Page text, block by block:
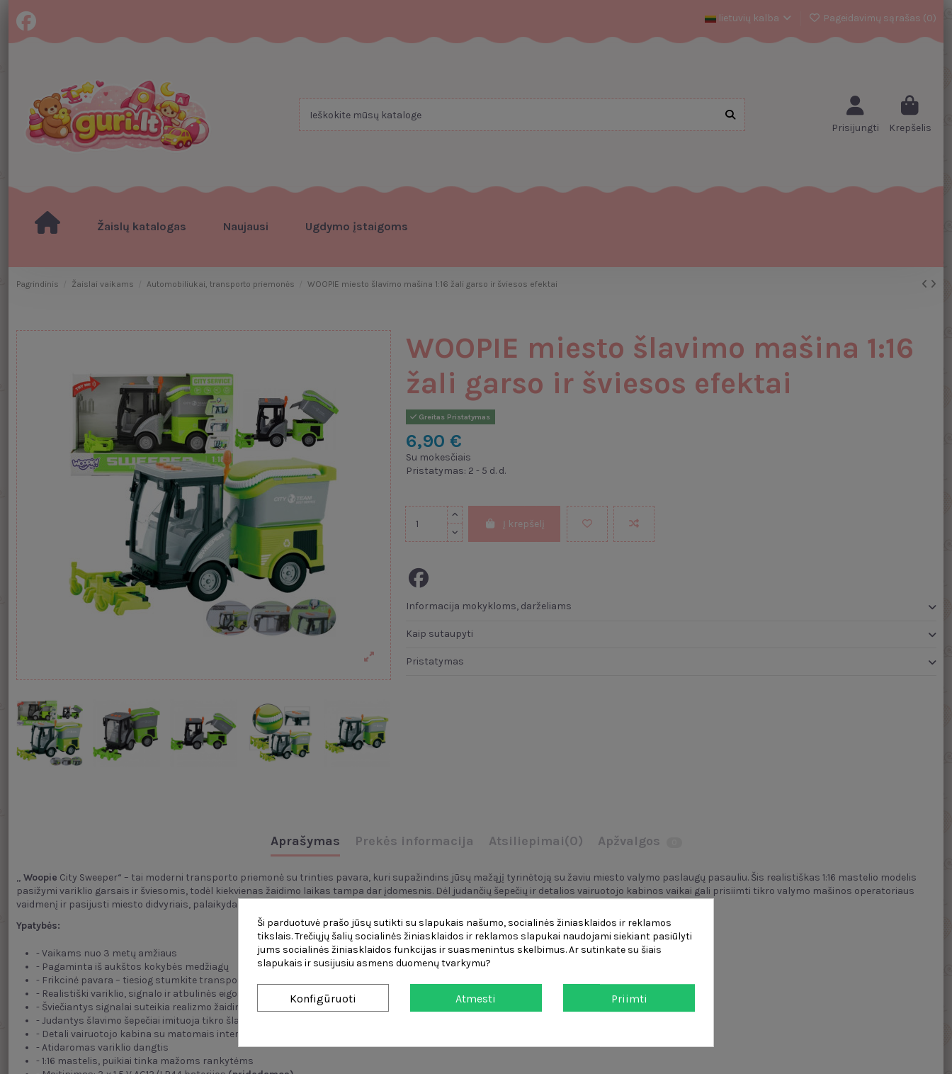
lietuvių kalba Pageidavimų sąrašas (0)
Prisijungti Krepšelis
Žaislų katalogas Naujausi Ugdymo įstaigoms
Pagrindinis Žaislai vaikams Automobiliukai, transporto priemonės WOOPIE miesto šlavimo mašina 1:16 žali garso ir šviesos efektai
WOOPIE miesto šlavimo mašina 1:16
žali garso ir šviesos efektai
Greitas Pristatymas
6,90 €
Su mokesčiais
Pristatymas: 2 - 5 d. d.
Į krepšelį
Informacija mokykloms, darželiams
Kaip sutaupyti
Pristatymas
Aprašymas Prekės informacija Atsiliepimai(0) Apžvalgos
„ Woopie City Sweeper“ – tai moderni transporto priemonė su trinties pavara, kuri supažindins jūsų mažąjį tyrinėtoją su žaviu miesto valymo paslaugų pasauliu. Šis realistiškas 1:16 mastelio modelis
pasižymi variklio garsais ir šviesomis, todėl kiekvienas žaidimo laikas tampa dar įdomesnis. Dėl judančių šepečių ir detalios vairuotojo kabinos vaikai gali prisiimti tikro valymo mašinos operatoriaus
vaidmenį ir pasijusti miesto didvyriais, palaikydami gatvių švarą.
Ypatybės:
- Vaikams nuo 3 metų amžiaus
- Pagaminta iš aukštos kokybės medžiagų
- Frikcinė pavara – tiesiog stumkite transporto priemonę ir ji važiuos pati
- Realistiški variklio, signalo ir atbulinės eigos signalo garsai
- Šviečiantys signalai suteikia realizmo žaidimo metu
- Judantys šlavimo šepečiai imituoja tikro šlavėjo darbą
- Detali vairuotojo kabina su matomais interjero elementais
- Atidaromas variklio dangtis
- 1:16 mastelis, puikiai tinka mažoms rankytėms
Ši parduotuvė prašo jūsų sutikti su slapukais našumo, socialinės žiniasklaidos ir reklamos
tikslais. Trečiųjų šalių socialinės žiniasklaidos ir reklamos slapukai naudojami siekiant pasiūlyti
jums socialinės žiniasklaidos funkcijas ir suasmenintus skelbimus. Ar sutinkate su šiais
slapukais ir susijusiu asmens duomenų tvarkymu?
Konfigūruoti Atmesti Priimti